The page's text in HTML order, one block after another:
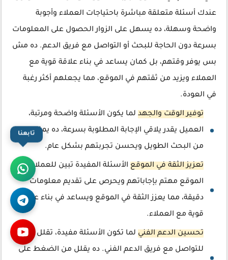
عندك أسئلة متعلقة مباشرة باحتياجات العملاء وأجوبة
واضحة وسهلة، ده يسهل على الزوار الحصول على المعلومات
بسرعة دون الحاجة للبحث أو التواصل مع فريق الدعم. ده مش
بس يوفر وقتهم، بل كمان يساعد في بناء علاقة قوية مع
العملاء ويزيد من ثقتهم في الموقع، مما يجعلهم أكثر رغبة
في العودة.
توفير الوقت والجهد لما يكون الأسئلة واضحة ومرتبة،
العميل يقدر يلاقي الإجابة المطلوبة بسرعة، ده يمنعهم
من البحث الطويل ويحسن تجربتهم بشكل عام.
تعزيز الثقة في الموقع الأسئلة المفيدة تبين للعملاء إن
الموقع مهتم بإجاباتهم ويحرص على تقديم معلومات
دقيقة، مما يعزز الثقة في الموقع ويساعد في بناء علاقة
قوية مع العملاء.
تحسين الدعم الفني لما تكون الأسئلة مفيدة، تقلل الحاجة
للتواصل مع فريق الدعم الفني. ده يقلل من الضغط على
تابعنا